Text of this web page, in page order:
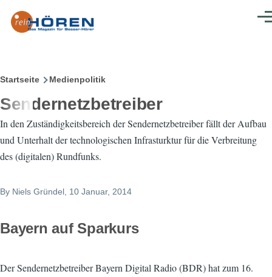
Pfadnavigation
Startseite Medienpolitik
Sendernetzbetreiber
In den Zuständigkeitsbereich der Sendernetzbetreiber fällt der Aufbau
und Unterhalt der technologischen Infrasturktur für die Verbreitung
des (digitalen) Rundfunks.
By Niels Gründel , 10 Januar, 2014
Bayern auf Sparkurs
Der Sendernetzbetreiber Bayern Digital Radio (BDR) hat zum 16.